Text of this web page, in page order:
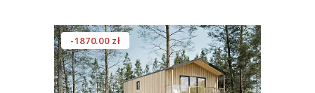
-1870.00 zł